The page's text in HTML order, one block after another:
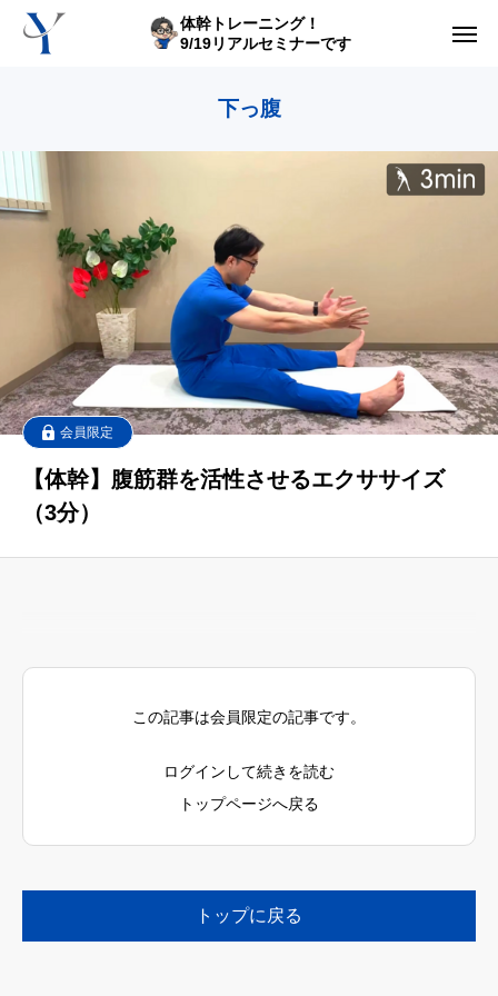
体幹トレーニング！
9/19リアルセミナーです
下っ腹
会員限定
【体幹】腹筋群を活性させるエクササイズ
（3分）
この記事は会員限定の記事です。
ログインして続きを読む
トップページへ戻る
トップに戻る
体型の悩み動画集
ライブレッスン
セルフ姿勢分析
トップ画面ガイド
利用規約
yoshidaコラム